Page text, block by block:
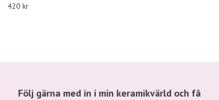
420 kr
Följ gärna med in i min keramikvärld och få